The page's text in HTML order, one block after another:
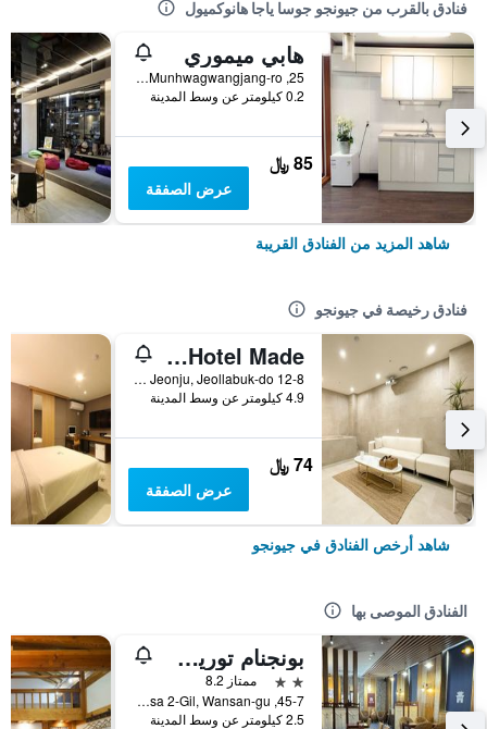
فنادق بالقرب من جيونجو جوسا ياجا هانوكميول
هابي ميموري
25, Munhwagwangjang-ro, جيونجو, كوريا الجنوبية
0.2 كيلومتر عن وسط المدينة
85 ﷼
عرض الصفقة
شاهد المزيد من الفنادق القريبة
فنادق رخيصة في جيونجو
Jeonju Sanjeongdong Hotel Made
12-8 Sanjeong 2-Gil, Deokjin-gu, Jeonju, Jeollabuk-do, جيونجو, كوريا الجنوبية
4.9 كيلومتر عن وسط المدينة
74 ﷼
عرض الصفقة
شاهد أرخص الفنادق في جيونجو
الفنادق الموصى بها
بونجنام توريست هوتل
2 نجمتين
ممتاز 8.2
45-7, Jeonjugaeksa 2-Gil, Wansan-gu, جيونجو, كوريا الجنوبية
2.5 كيلومتر عن وسط المدينة